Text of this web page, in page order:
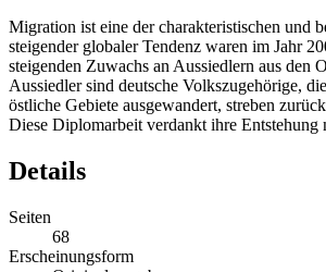
Migration ist eine der charakteristischen und
steigender globaler Tendenz waren im Jahr
steigenden Zuwachs an Aussiedlern aus den
Aussiedler sind deutsche Volkszugehörige,
östliche Gebiete ausgewandert, streben
Diese Diplomarbeit verdankt ihre Entstehung
Details
Seiten
68
Erscheinungsform